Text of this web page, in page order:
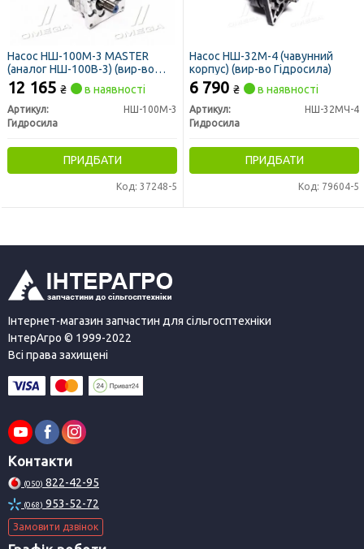
Насос НШ-100М-3 MASTER
(аналог НШ-100В-3) (вир-во
Гідросила)
12 165 ₴ в наявності
Артикул:
НШ-100М-3
Гидросила
ПРИДБАТИ
Код: 37248-5
Насос НШ-32М-4 (чавунний
корпус) (вир-во Гідросила)
6 790 ₴ в наявності
Артикул:
НШ-32МЧ-4
Гидросила
ПРИДБАТИ
Код: 79604-5
Інтернет-магазин запчастин для сільгосптехніки
ІнтерАгро © 1999-2022
Всі права захищені
Контакти
(050) 822-42-95
(068) 953-52-72
Замовити дзвінок